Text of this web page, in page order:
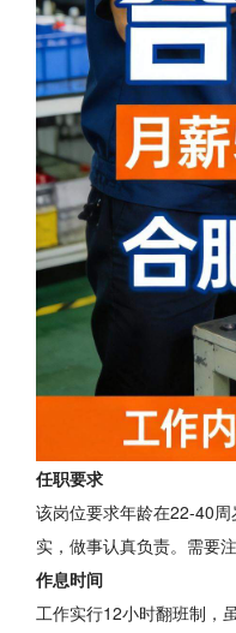
任职要求
该岗位要求年龄在22-40
实，做事认真负责。需要
作息时间
工作实行12小时翻班制，